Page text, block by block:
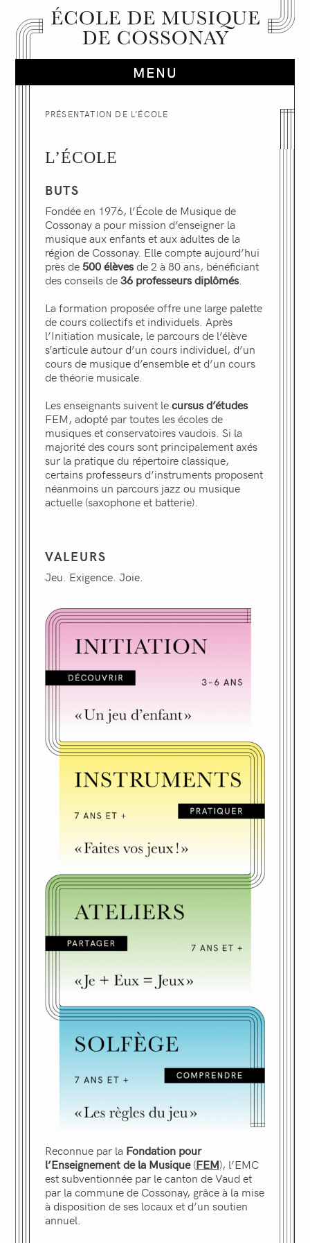
PRÉSENTATION DE L’ÉCOLE
L’ÉCOLE
BUTS
Fondée en 1976, l’École de Musique de
Cossonay a pour mission d’enseigner la
musique aux enfants et aux adultes de la
région de Cossonay. Elle compte aujourd’hui
près de500 élèvesde 2 à 80 ans, bénéficiant
des conseils de36 professeurs diplômés.
La formation proposée offre une large palette
de cours collectifs et individuels. Après
l’Initiation musicale, le parcours de l’élève
s’articule autour d’un cours individuel, d’un
cours de musique d’ensemble et d’un cours
de théorie musicale.
Les enseignants suivent lecursus d’études
FEM, adopté par toutes les écoles de
musiques et conservatoires vaudois. Si la
majorité des cours sont principalement axés
sur la pratique du répertoire classique,
certains professeurs d’instruments proposent
néanmoins un parcours jazz ou musique
actuelle (saxophone et batterie).
VALEURS
Jeu. Exigence. Joie.
Reconnue par la Fondation pour
l’Enseignement de la Musique(FEM), l’EMC
est subventionnée par le canton de Vaud et
par la commune de Cossonay, grâce à la mise
à disposition de ses locaux et d’un soutien
annuel.